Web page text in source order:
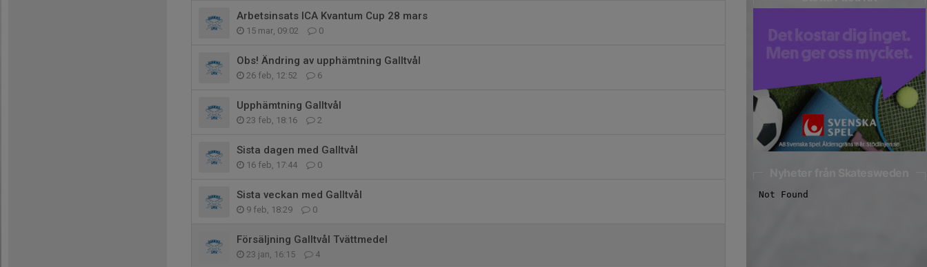
Arbetsinsats ICA Kvantum Cup 28 mars
15 mar, 09:02 0
Obs! Ändring av upphämtning Galltvål
26 feb, 12:52 6
Upphämtning Galltvål
23 feb, 18:16 2
Sista dagen med Galltvål
16 feb, 17:44 0
Sista veckan med Galltvål
9 feb, 18:29 0
Försäljning Galltvål Tvättmedel
23 jan, 16:15 4